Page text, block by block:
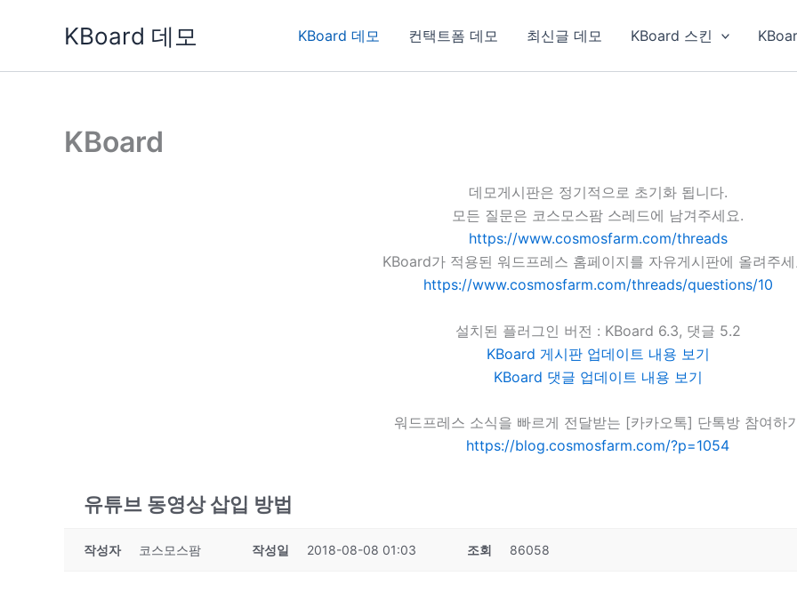
KBoard 데모 KBoard 데모 컨택트폼 데모 최신글 데모 KBoard 스킨
KBoard
데모게시판은 정기적으로 초기화 됩니다.
모든 질문은 코스모스팜 스레드에 남겨주세요.
https://www.cosmosfarm.com/threads
KBoard가 적용된 워드프레스 홈페이지를 자유게시판에 올려주
https://www.cosmosfarm.com/threads/questions/10
설치된 플러그인 버전 : KBoard 6.3, 댓글 5.2
KBoard 게시판 업데이트 내용 보기
KBoard 댓글 업데이트 내용 보기
워드프레스 소식을 빠르게 전달받는 [카카오톡] 단톡방 참여하
https://blog.cosmosfarm.com/?p=1054
유튜브 동영상 삽입 방법
작성자 코스모스팜 작성일 2018-08-08 01:03 조회 86058